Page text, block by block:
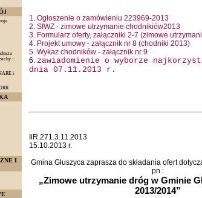
-
i
I
1. Ogłoszenie o zamówieniu 223969-2013
2. SIWZ - zimowe utrzymanie chodnikiów2013
3. Formularz oferty, załączniki 2-7 (zimowe
4. Projekt umowy - załącznik nr 8 (chodniki 2013)
5. Wykaz chodników - załącznik nr 9
6. zawiadomienie o wyborze
dnia 07.11.2013 r.
IiR.271.3.11.2013
15.10.2013 r.
Gmina Głuszyca zaprasza do składania ofert
pn.:
„Zimowe utrzymanie dróg w Gminie
2013/2014”